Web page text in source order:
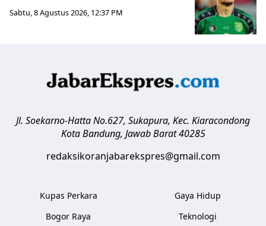
Sabtu, 8 Agustus 2026, 12:37 PM
Jl. Soekarno-Hatta No.627, Sukapura, Kec. Kiaracondong
Kota Bandung, Jawab Barat 40285
redaksikoranjabarekspres@gmail.com
Kupas Perkara
Bogor Raya
Gaya Hidup
Teknologi